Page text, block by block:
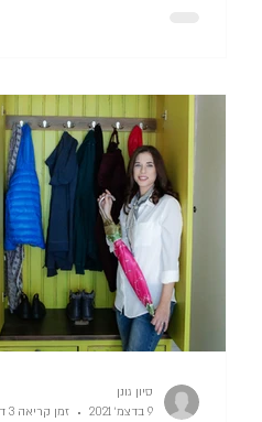
סיון גונן
9 בדצמ׳ 2021
זמן קריאה 3 דקות